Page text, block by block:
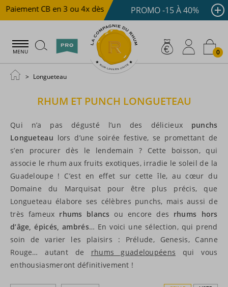
CB en 3 ou 4x dès 100 € Livraison offerte dès
PROMO -15 À 40%
MENU 0
Longueteau
RHUM ET PUNCH LONGUETEAU
Qui n’a pas dégusté l’un des délicieux punchs
Longueteau lors d’une soirée festive, se promettant de
s’en procurer dès le lendemain ? Cette boisson, qui
associe le rhum aux fruits exotiques, irradie le soleil de la
Guadeloupe ! C’est en effet sur cette île, au cœur du
Domaine du Marquisat pour être plus précis, que
Longueteau élabore ses célèbres punchs, mais aussi de
très fameux rhums blancs ou encore des rhums hors
d’âge, épicés, ambrés… En voici une sélection, qui prend
soin de varier les plaisirs : Prélude, Genesis, Canne
Rouge… autant de rhums guadeloupéens qui vous
enthousiasmeront définitivement !